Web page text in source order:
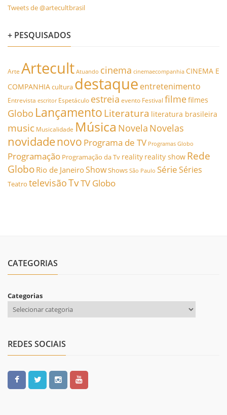
Tweets de @artecultbrasil
+ PESQUISADOS
Arte Artecult Atuando cinema cinemaecompanhia CINEMA E
COMPANHIAcultura destaque entretenimento
Entrevista escritor Espetáculo estreia evento Festival filmefilmes
Globo Lançamento Literatura literatura brasileira
music Musicalidade Música Novela Novelas
novidadenovo Programa de TV Programas Globo
Programação Programação da Tv reality reality show Rede
Globo Rio de JaneiroShowShows São Paulo SérieSéries
Teatro televisãoTvTV Globo
CATEGORIAS
Categorias
REDES SOCIAIS